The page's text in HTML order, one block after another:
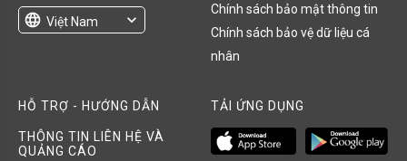
language Việt Nam
expand_more
Chính sách bảo mật thông tin
Chính sách bảo vệ dữ liệu cá
nhân
HỖ TRỢ - HƯỚNG DẪN
THÔNG TIN LIÊN HỆ VÀ
QUẢNG CÁO
TẢI ỨNG DỤNG